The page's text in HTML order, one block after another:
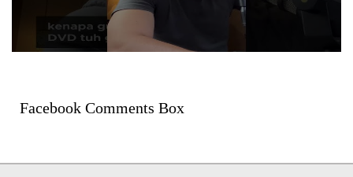
Facebook Comments Box